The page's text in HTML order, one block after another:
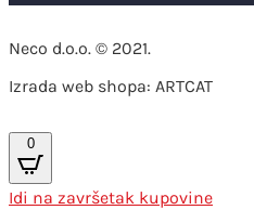
Neco d.o.o. © 2021.
Izrada web shopa: ARTCAT
0
Idi na završetak kupovine